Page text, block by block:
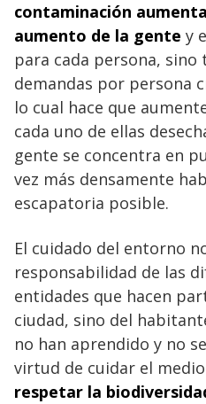
contaminación
aumento de la gente y
para cada persona,
demandas por persona
lo cual hace que
cada uno de ellas
gente se concentra en
vez más densamente
escapatoria posible.
El cuidado del entorno
responsabilidad de las
entidades que hacen
ciudad, sino del
no han aprendido y no
virtud de cuidar el
respetar la